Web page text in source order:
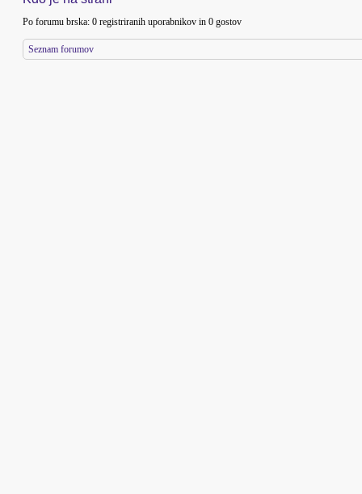
Po forumu brska: 0 registriranih uporabnikov in 0 gostov
Seznam forumov